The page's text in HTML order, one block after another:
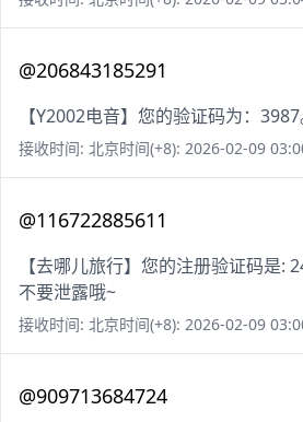
@206843185291
【Y2002电音】您的验证码为：3987
接收时间: 北京时间(+8): 2026-02-09
@116722885611
【去哪儿旅行】您的注册验证码是:
不要泄露哦~
接收时间: 北京时间(+8): 2026-02-09
@909713684724